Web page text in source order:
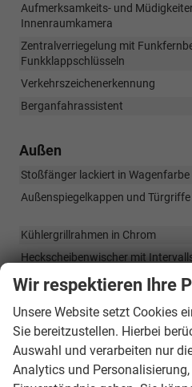
Aufmerksamkeits- und
Innenraumkamera
Zentralverriegelung mit
Funkklappschlüsseln
Verkehrszeichenerkennung
Berganfahrassistent
Außen
Stoßfänger lackiert in Wagenfarbe
Außenspiegelkappen und
Kühlergrillrahmen in Chrom
Heckscheibenwischer mit
LED-Hauptscheinwerfer
LED-Tagfahrlicht, in die
LED-Seitenblinker, integriert in
LED-Heckleuchten
Wir respektieren Ihre
Unsere Website setzt Cookies
Sie bereitzustellen. Hierbei
Auswahl und verarbeiten nur
Analytics und